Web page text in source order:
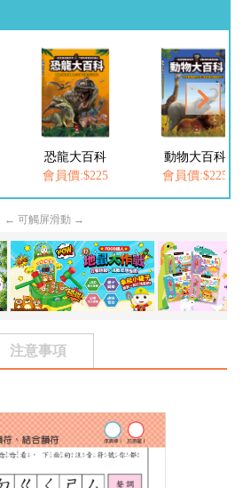
恐龍大百科
會員價:$225
動物大百科
會員價:$225
← 可觸屏滑動 →
注意事項